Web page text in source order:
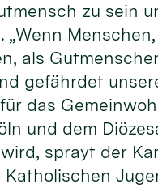
zu sein
„Wenn
als
gefährdet
das
und dem
sprayt der